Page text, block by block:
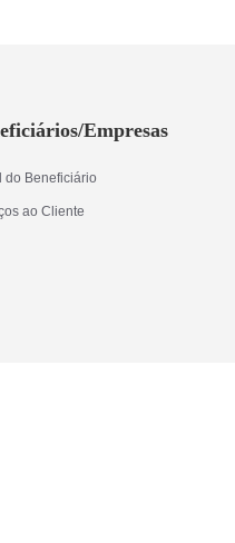
Empresas
do Beneficiário
ao Cliente